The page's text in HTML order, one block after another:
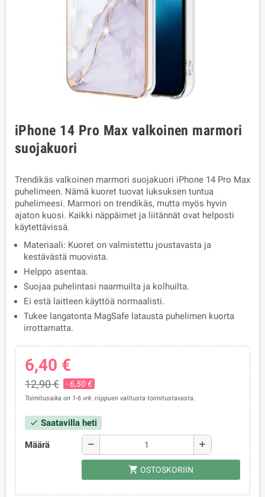
iPhone 14 Pro Max valkoinen marmori
suojakuori
Trendikäs valkoinen marmori suojakuori iPhone 14 Pro Max
puhelimeen. Nämä kuoret tuovat luksuksen tuntua
puhelimeesi. Marmori on trendikäs, mutta myös hyvin
ajaton kuosi. Kaikki näppäimet ja liitännät ovat helposti
käytettävissä.
Materiaali: Kuoret on valmistettu joustavasta ja
kestävästä muovista.
Helppo asentaa.
Suojaa puhelintasi naarmuilta ja kolhuilta.
Ei estä laitteen käyttöä normaalisti.
Tukee langatonta MagSafe latausta puhelimen kuorta
irrottamatta.
6,40 €
12,90 € - 6,50 €
Toimitusaika on 1-6 vrk. riippuen valitusta toimitustavasta.
check Saatavilla heti
Määrä remove add
shopping_cart OSTOSKORIIN